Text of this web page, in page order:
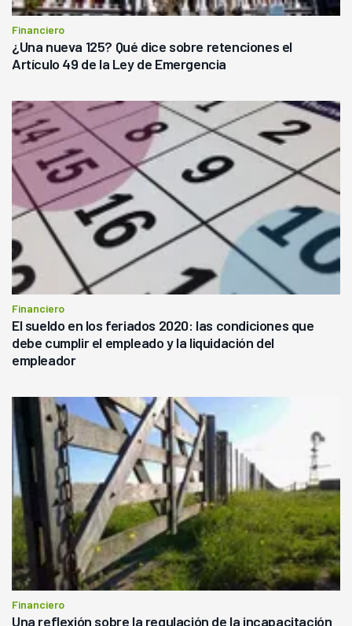
Financiero
¿Una nueva 125? Qué dice sobre retenciones el
Artículo 49 de la Ley de Emergencia
Financiero
El sueldo en los feriados 2020: las condiciones que
debe cumplir el empleado y la liquidación del
empleador
Financiero
Una reflexión sobre la regulación de la incapacitación